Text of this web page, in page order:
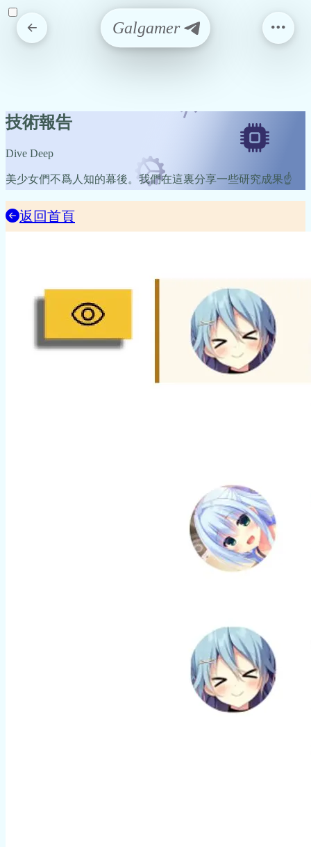
Galgamer
技術報告
Dive Deep
美少女們不爲人知的幕後。我們在這裏分享一些研究成果☝️
返回首頁